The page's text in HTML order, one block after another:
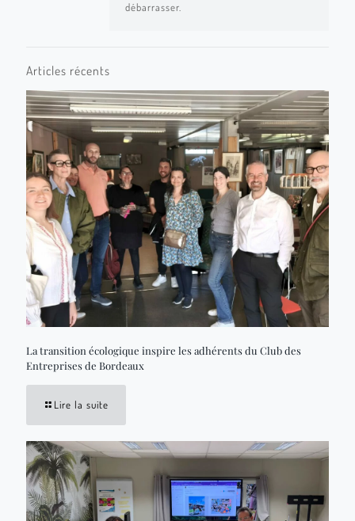
débarrasser.
Articles récents
La transition écologique inspire les adhérents du Club des
Entreprises de Bordeaux
Lire la suite